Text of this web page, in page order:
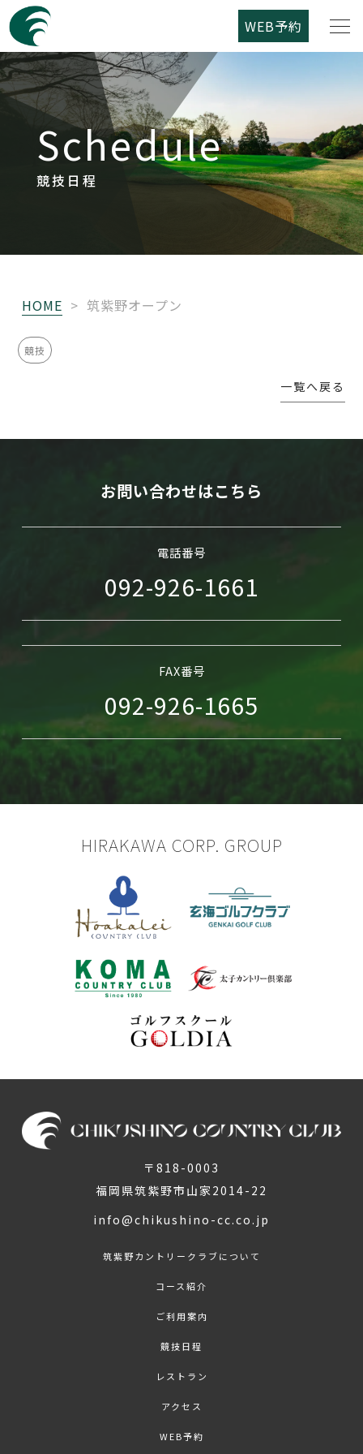
WEB予約
Schedule
競技日程
HOME > 筑紫野オープン
競技
一覧へ戻る
お問い合わせはこちら
電話番号
092-926-1661
FAX番号
092-926-1665
HIRAKAWA CORP. GROUP
〒818-0003
福岡県筑紫野市山家2014-22
info@chikushino-cc.co.jp
筑紫野カントリークラブについて
コース紹介
ご利用案内
競技日程
レストラン
アクセス
WEB予約
筑紫野カントリークラブについて
コース紹介
ご利用案内
レストラン
アクセス